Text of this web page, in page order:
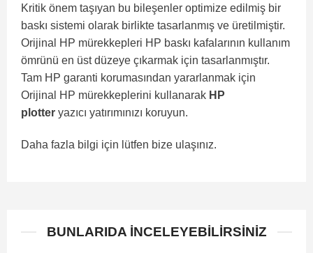
Kritik önem taşıyan bu bileşenler optimize edilmiş bir
baskı sistemi olarak birlikte tasarlanmış ve üretilmiştir.
Orijinal HP mürekkepleri HP baskı kafalarının kullanım
ömrünü en üst düzeye çıkarmak için tasarlanmıştır.
Tam HP garanti korumasından yararlanmak için
Orijinal HP mürekkeplerini kullanarak HP
plotteryazıcı yatırımınızı koruyun.
Daha fazla bilgi için lütfen bize ulaşınız.
BUNLARIDA İNCELEYEBILIRSINIZ